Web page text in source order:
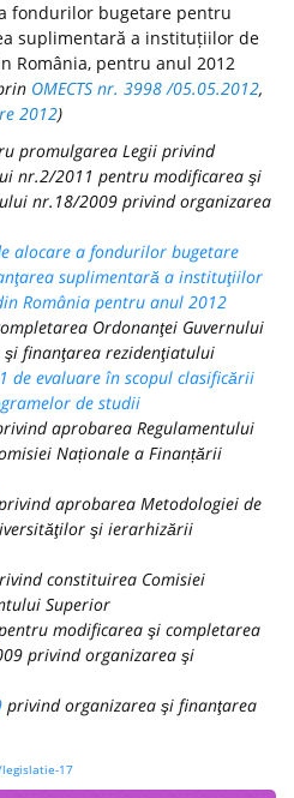
fondurilor bugetare pentru
suplimentară a instituțiilor de
România, pentru anul 2012
OMECTS nr. 3998 /05.05.2012,
2012)
promulgarea Legii privind
nr.2/2011 pentru modificarea şi
nr.18/2009 privind organizarea
alocare a fondurilor bugetare
suplimentară a instituţiilor
România pentru anul 2012
Ordonanţei Guvernului
finanţarea rezidenţiatului
de evaluare în scopul clasificării
de studii
aprobarea Regulamentului
Naționale a Finanțării
aprobarea Metodologiei de
şi ierarhizării
constituirea Comisiei
Superior
modificarea şi completarea
privind organizarea şi
privind organizarea şi finanţarea
17